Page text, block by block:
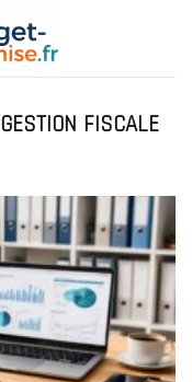
GESTION FISCALE